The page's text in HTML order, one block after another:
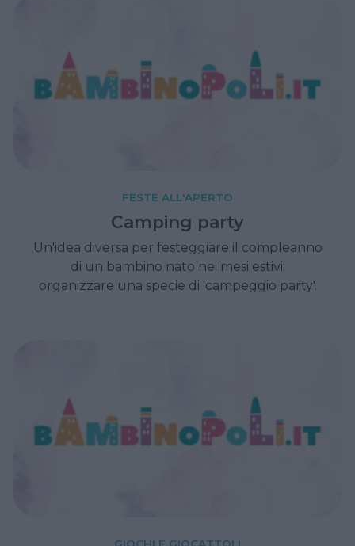
FESTE ALL'APERTO
Camping party
Un'idea diversa per festeggiare il compleanno
di un bambino nato nei mesi estivi:
organizzare una specie di 'campeggio party'.